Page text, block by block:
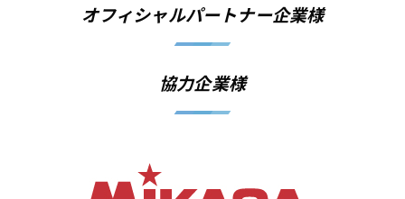
オフィシャルパートナー企業様
協力企業様